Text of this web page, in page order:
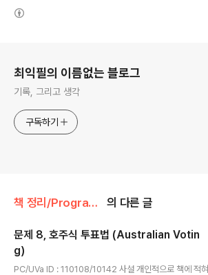
최익필의 이름없는 블로그
기록, 그리고 생각
구독하기
책 정리/Programming Challenges : 알고리즘 트래이닝 북 의 다른 글
문제 8, 호주식 투표법 (Australian Votin
g)
PC/UVa ID : 110108/10142 사설 개인적으로 책에 적혀